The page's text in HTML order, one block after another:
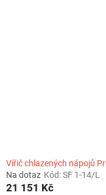
Vířič chlazených nápojů
Na dotaz Kód:SF 1-14/L
21 151 Kč